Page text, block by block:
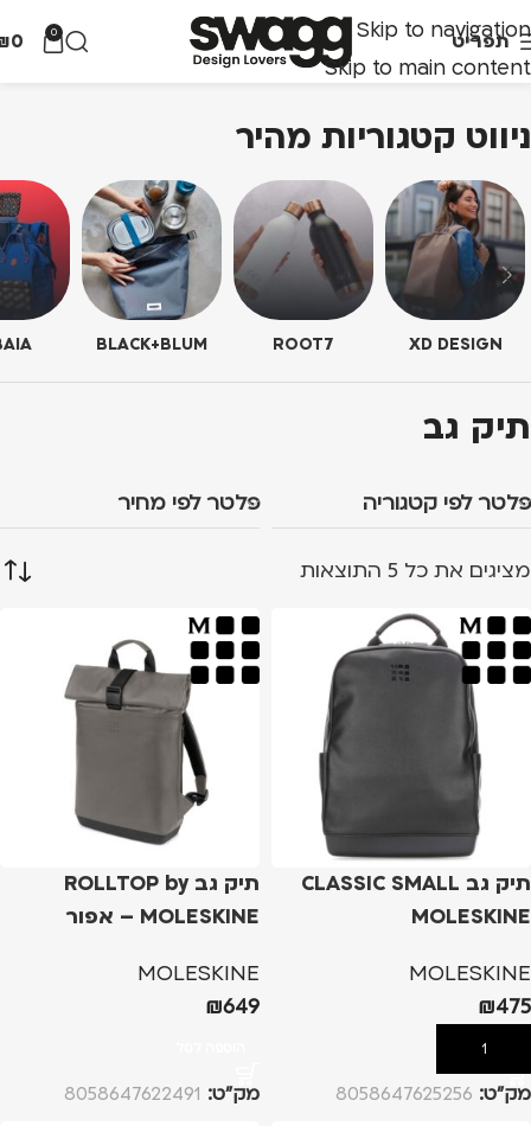
Skip to navigation
Skip to main content
תפריט 0
0
ניווט קטגוריות מהיר
XD DESIGN
ROOT7
BLACK+BLUM
תיק גב
פלטר לפי קטגוריה פלטר לפי מחיר
מציגים את כל ⁦5⁩ התוצאות
תיק גב CLASSIC SMALL
MOLESKINE
MOLESKINE
₪475
הוספה לסל
מק”ט: 8058647625256
תיק גב ROLLTOP by
MOLESKINE – אפור
MOLESKINE
₪649
מק”ט: 8058647622491